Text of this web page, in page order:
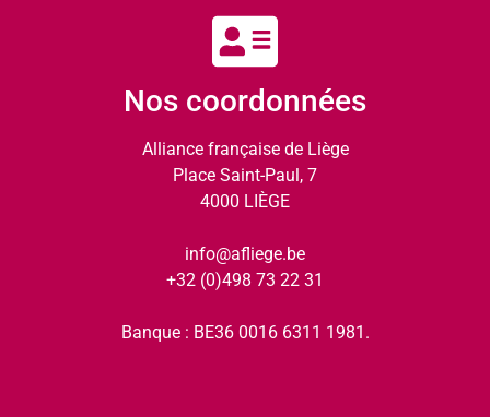
Nos coordonnées
Alliance française de Liège
Place Saint-Paul, 7
4000 LIÈGE
info@afliege.be
+32 (0)498 73 22 31
Banque : BE36 0016 6311 1981.